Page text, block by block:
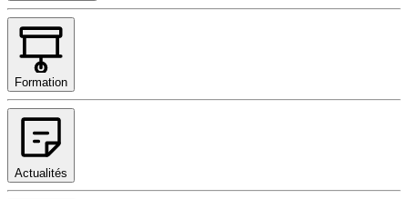
Formation
Actualités